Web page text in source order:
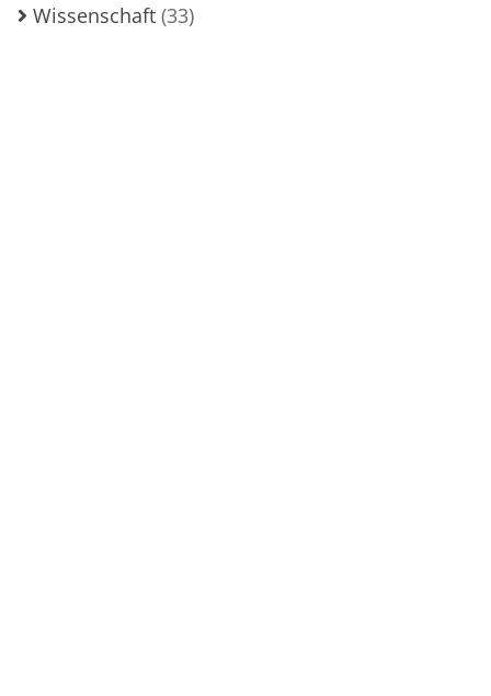
Wissenschaft (33)